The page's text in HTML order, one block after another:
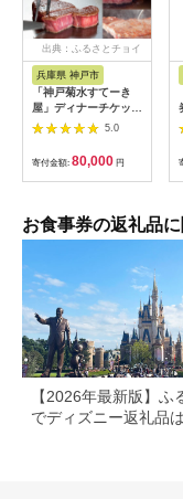
出典：ふるさとチョイ
ス
兵庫県 神戸市
「神戸菊水すてーき
屋」ディナーチケット
（2枚）
5.0
寄付金額: 80,000 円
お食事券の返礼品
【2026年最新版】ふ
でディズニー返礼品